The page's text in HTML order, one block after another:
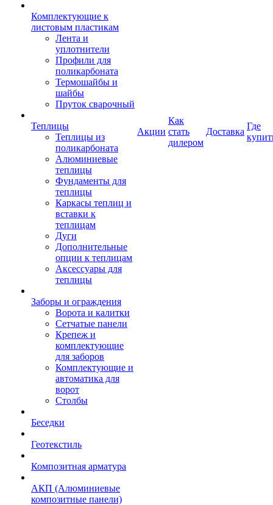
Комплектующие к
листовым пластикам
Лента и
уплотнители
Профили для
поликарбоната
Термошайбы и
шайбы
Пруток сварочный
Теплицы
Теплицы из
поликарбоната
Алюминиевые
теплицы
Фундаменты для
теплицы
Каркасы теплиц и
вставки к
теплицам
Дуги
Дополнительные
опции к теплицам
Аксессуары для
теплицы
Заборы и ограждения
Ворота и калитки
Сетчатые панели
Крепеж и
комплектующие
для заборов
Комплектующие и
автоматика для
ворот
Столбы
Беседки
Геотекстиль
Композитная арматура
АКП (Алюминиевые
композитные панели)
Акции
Как
стать
дилером
Доставка
Где